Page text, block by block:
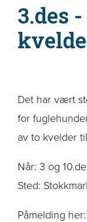
3.des
Det har vært
for
av to kvelder
Når: 3 og
Sted:
Påmelding her: